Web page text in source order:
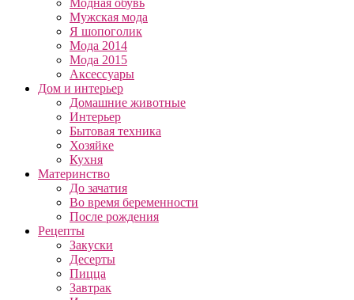
Модная обувь
Мужская мода
Я шопоголик
Мода 2014
Мода 2015
Аксессуары
Дом и интерьер
Домашние животные
Интерьер
Бытовая техника
Хозяйке
Кухня
Материнство
До зачатия
Во время беременности
После рождения
Рецепты
Закуски
Десерты
Пицца
Завтрак